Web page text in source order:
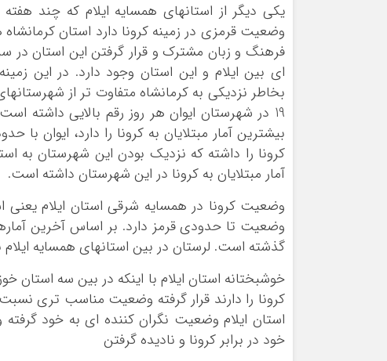
وضعیت قرمزی در زمینه کرونا دارد استان
فرهنگ و زبان مشترک و قرار گرفتن این استان در سر
ای بین ایلام و این استان وجود دارد. در این
بخاطر نزدیکی به کرمانشاه متفاوت تر از
19 در شهرستان ایوان هر روز رقم بالایی داشته
کرونا را داشته که نزدیک بودن این شهرستان به
آمار مبتلایان به کرونا در این شهرستان داشته است.
وضعیت کرونا در همسایه شرقی استان ایلام یعنی
گذشته است. لرستان در بین استانهای همسایه ایلام
خوشبختانه استان ایلام با اینکه در بین سه
کرونا را دارند قرار گرفته وضعیت مناسب تری نسبت
استان ایلام وضعیت نگران کننده ای به خود
خود در برابر کرونا و نادیده گرفتن